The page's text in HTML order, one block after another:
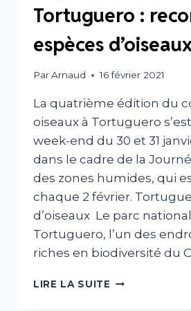
Tortuguero :
espèces
ParArnaud 16 février 2021
La quatrième édition du
oiseaux à Tortuguero
week-end du 30 et 31
dans le cadre de la
des zones humides, qui
chaque 2 février.
d’oiseaux Le parc
Tortuguero, l’un des
riches en biodiversité du
LIRE LA SUITE LE